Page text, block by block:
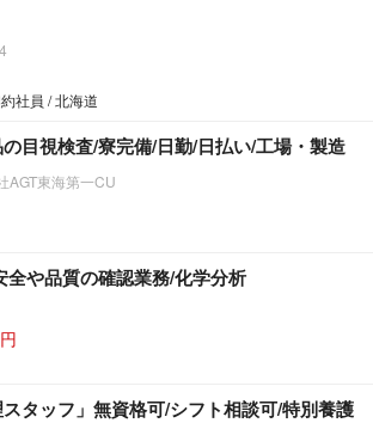
社員 / 北海道
目視検査/寮完備/日勤/日払い/工場・製造
AGT東海第一CU
全や品質の確認業務/化学分析
スタッフ」無資格可/シフト相談可/特別養護